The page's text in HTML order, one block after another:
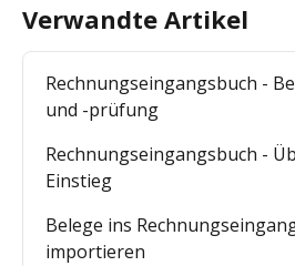
Verwandte Artikel
Rechnungseingangsbuch -
und -prüfung
Rechnungseingangsbuch -
Einstieg
Belege ins
importieren